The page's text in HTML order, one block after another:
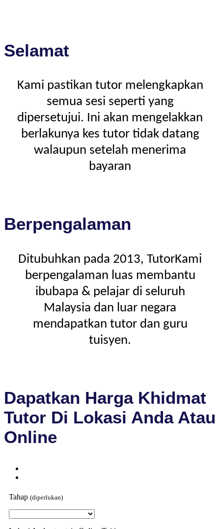
Selamat
Kami pastikan tutor melengkapkan
semua sesi seperti yang
dipersetujui. Ini akan mengelakkan
berlakunya kes tutor tidak datang
walaupun setelah menerima
bayaran
Berpengalaman
Ditubuhkan pada 2013, TutorKami
berpengalaman luas membantu
ibubapa & pelajar di seluruh
Malaysia dan luar negara
mendapatkan tutor dan guru
tuisyen.
Dapatkan Harga Khidmat
Tutor Di Lokasi Anda Atau
Online
Tahap (diperlukan)